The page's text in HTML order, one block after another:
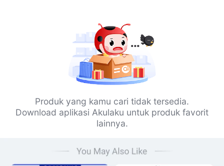
Produk yang kamu cari tidak tersedia.
Download aplikasi Akulaku untuk produk favorit
lainnya.